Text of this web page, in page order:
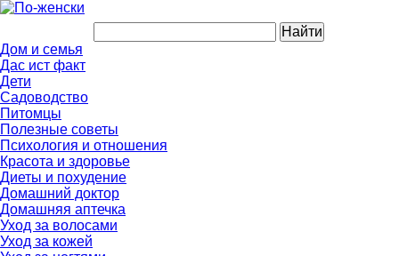
Дом и семья
Дас ист факт
Дети
Садоводство
Питомцы
Полезные советы
Психология и отношения
Красота и здоровье
Диеты и похудение
Домашний доктор
Домашняя аптечка
Уход за волосами
Уход за кожей